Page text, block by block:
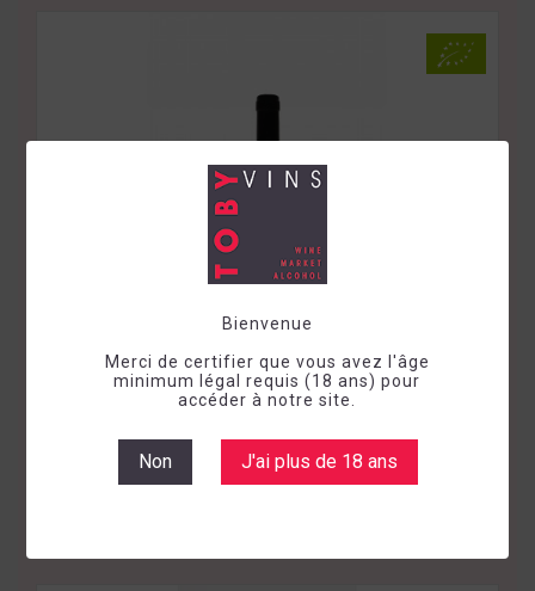
Bienvenue
Merci de certifier que vous avez l'âge
minimum légal requis (18 ans) pour
accéder à notre site.
Non J'ai plus de 18 ans
Rouge Italie Marche
IGT MARCHE SANGIOVESE ATTO 1 AZIENDA
PANTALEONE